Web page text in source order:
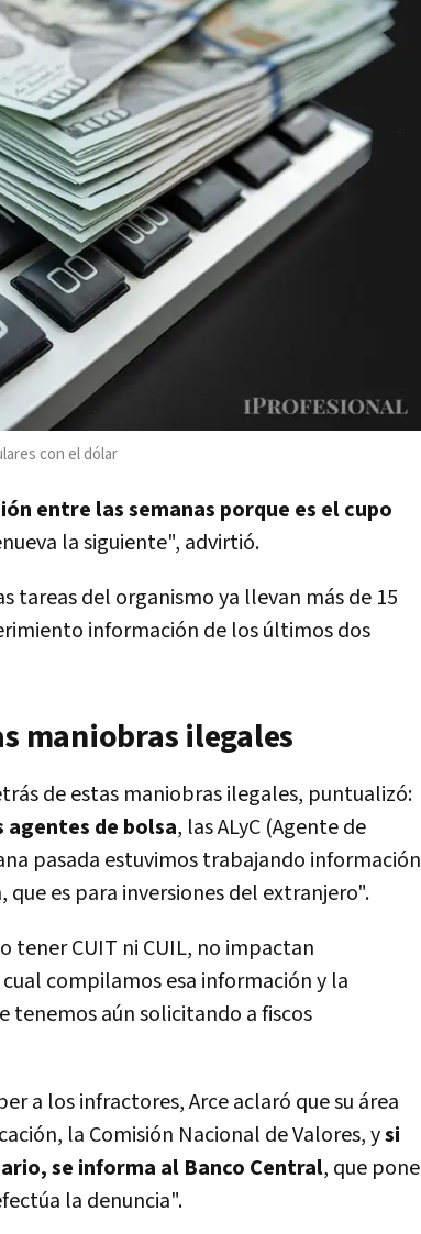
con el dólar
entre las semanas porque es el cupo
la siguiente", advirtió.
tareas del organismo ya llevan más de 15
información de los últimos dos
maniobras ilegales
de estas maniobras ilegales, puntualizó:
agentes de bolsa, las ALyC (Agente de
pasada estuvimos trabajando información
es para inversiones del extranjero".
tener CUIT ni CUIL, no impactan
compilamos esa información y la
aún solicitando a fiscos
a los infractores, Arce aclaró que su área
la Comisión Nacional de Valores, ysi
se informa al Banco Central, que pone
la denuncia".